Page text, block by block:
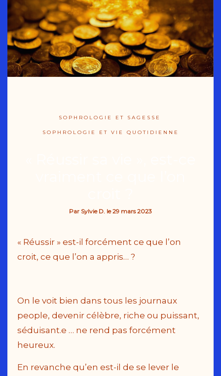
SOPHROLOGIE ET SAGESSE
SOPHROLOGIE ET VIE QUOTIDIENNE
Par Sylvie D. le29 mars 2023
« Réussir » est-il forcément ce que l’on
croit, ce que l’on a appris… ?
On le voit bien dans tous les journaux
people, devenir célèbre, riche ou puissant,
séduisant.e … ne rend pas forcément
heureux.
En revanche qu’en est-il de se lever le